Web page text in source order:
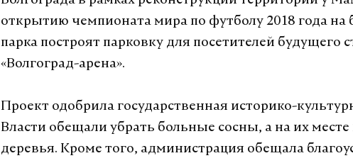
открытию чемпионата мира по футболу 2018 года на
парка построят парковку для посетителей будущего
«Волгоград-арена».
Проект одобрила государственная историко-
Власти обещали убрать больные сосны, а на их
деревья. Кроме того, администрация обещала